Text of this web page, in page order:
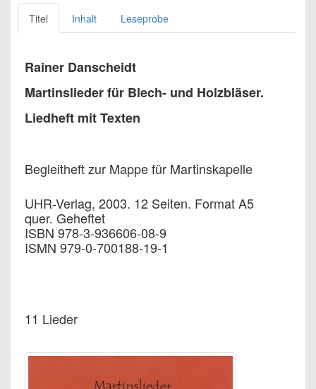
Titel Inhalt Leseprobe
Rainer Danscheidt
Martinslieder für Blech- und Holzbläser.
Liedheft mit Texten
Begleitheft zur Mappe für Martinskapelle
UHR-Verlag, 2003. 12 Seiten. Format A5
quer. Geheftet
ISBN 978-3-936606-08-9
ISMN 979-0-700188-19-1
11 Lieder